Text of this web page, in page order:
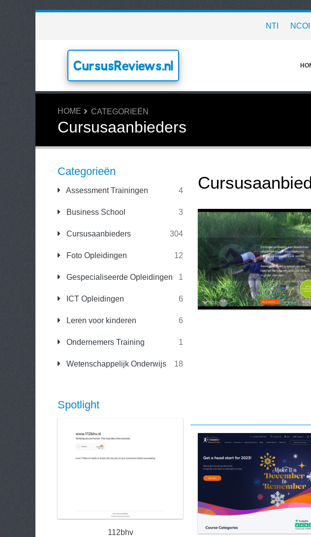
NTI NCOI
CursusReviews.nl
HOME CATEGORIEËN
Cursusaanbieders
Categorieën
Assessment Trainingen 4
Business School 3
Cursusaanbieders 304
Foto Opleidingen 12
Gespecialiseerde Opleidingen 1
ICT Opleidingen 6
Leren voor kinderen 6
Ondernemers Training 1
Wetenschappelijk Onderwijs 18
Spotlight
112bhv